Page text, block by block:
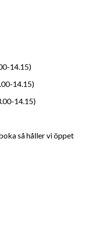
14.15)
14.15)
14.15)
så håller vi öppet